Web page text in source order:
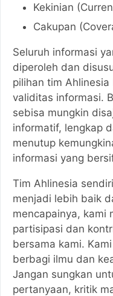
Kekinian
Cakupan
Seluruh informasi
diperoleh dan
pilihan tim
validitas informasi.
sebisa mungkin
informatif, lengkap
menutup
informasi yang
Tim Ahlinesia
menjadi lebih baik
mencapainya, kami
partisipasi dan
bersama kami.
berbagi ilmu dan
Jangan sungkan
pertanyaan, kritik